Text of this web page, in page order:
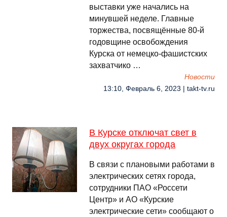
выставки уже начались на
минувшей неделе. Главные
торжества, посвящённые 80-й
годовщине освобождения
Курска от немецко-фашистских
захватчико …
Новости
13:10, Февраль 6, 2023 | takt-tv.ru
В Курске отключат свет в
двух округах города
В связи с плановыми работами в
электрических сетях города,
сотрудники ПАО «Россети
Центр» и АО «Курские
электрические сети» сообщают о